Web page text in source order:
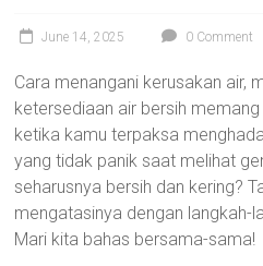
June 14, 2025 0 Comment
Cara menangani kerusakan air,
ketersediaan air bersih
ketika kamu terpaksa
yang tidak panik saat melihat
seharusnya bersih dan kering?
mengatasinya dengan langkah-
Mari kita bahas bersama-sama!